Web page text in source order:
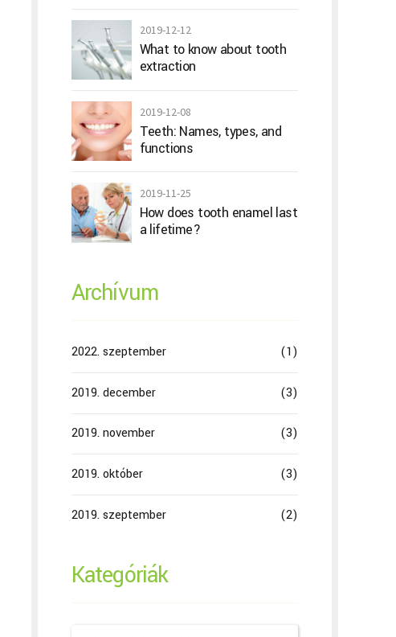
2019-12-12
What to know about tooth
extraction
2019-12-08
Teeth: Names, types, and
functions
2019-11-25
How does tooth enamel last
a lifetime?
Archívum
2022. szeptember (1)
2019. december (3)
2019. november (3)
2019. október (3)
2019. szeptember (2)
Kategóriák